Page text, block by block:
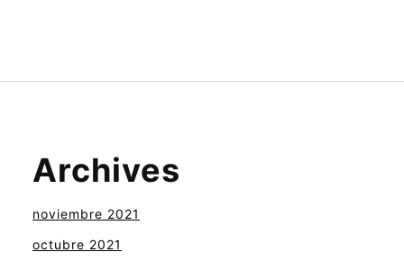
Archives
noviembre 2021
octubre 2021